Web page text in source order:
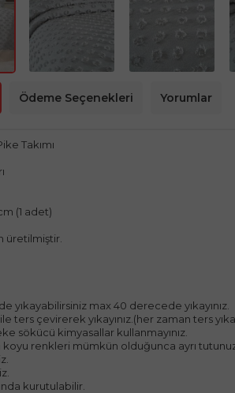
Ödeme Seçenekleri Yorumlar
Takımı
(1 adet)
üretilmiştir.
yıkayabilirsiniz max 40 derecede yıkayınız.
ile ters çevirerek yıkayınız.(her zaman ters
sökücü kimyasallar kullanmayınız.
koyu renkleri mümkün olduğunca ayrı
kurutulabilir.